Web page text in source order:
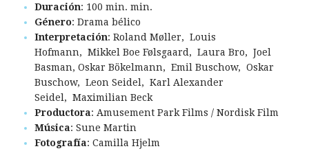
Duración: 100 min. min.
Género: Drama bélico
Interpretación: Roland Møller, Louis
Hofmann, Mikkel Boe Følsgaard, Laura Bro, Joel
Basman, Oskar Bökelmann, Emil Buschow, Oskar
Buschow, Leon Seidel, Karl Alexander
Seidel, Maximilian Beck
Productora: Amusement Park Films / Nordisk Film
Música: Sune Martin
Fotografía: Camilla Hjelm